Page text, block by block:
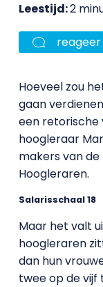
Leestijd:2
reageer
Hoeveel zou
gaan
een retorische
hoogleraar
makers van de
Hoogleraren.
Salarisschaal 18
Maar het valt
hoogleraren
dan hun
twee op de vijf